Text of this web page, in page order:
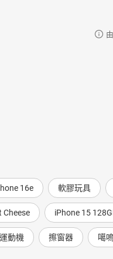
16e 軟膠玩具
Cheese iPhone 15
動機 擦窗器 噶